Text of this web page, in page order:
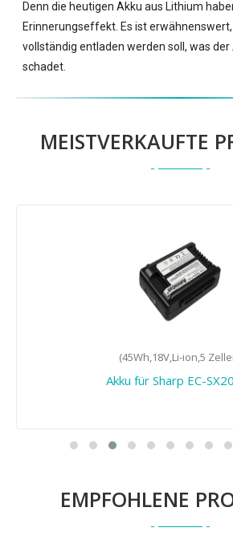
Denn die heutigen Akku aus Lithium
Erinnerungseffekt. Es ist
vollständig entladen werden soll, was
schadet.
MEISTVERKAUFTE
(45Wh,18V,Li-ion,5
Akku für Sharp EC-
EMPFOHLENE